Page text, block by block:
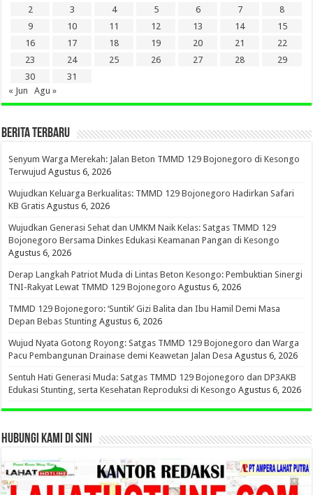
2
3 4 5 6 7
8
9
10 11 12 13 14
15
16
17 18 19 20 21
22
23
24 25 26 27 28
29
30
31
« Jun
Agu »
BERITA TERBARU
Senyum Warga Merekah: Jalan Beton TMMD 129 Bojonegoro di Kesongo
Terwujud Agustus 6, 2026
Wujudkan Keluarga Berkualitas: TMMD 129 Bojonegoro Hadirkan Safari
KB Gratis Agustus 6, 2026
Wujudkan Generasi Sehat dan UMKM Naik Kelas: Satgas TMMD 129
Bojonegoro Bersama Dinkes Edukasi Keamanan Pangan di Kesongo
Agustus 6, 2026
Derap Langkah Patriot Muda di Lintas Beton Kesongo: Pembuktian Sinergi
TNI-Rakyat Lewat TMMD 129 Bojonegoro Agustus 6, 2026
TMMD 129 Bojonegoro: ‘Suntik’ Gizi Balita dan Ibu Hamil Demi Masa
Depan Bebas Stunting Agustus 6, 2026
Wujud Nyata Gotong Royong: Satgas TMMD 129 Bojonegoro dan Warga
Pacu Pembangunan Drainase demi Keawetan Jalan Desa Agustus 6, 2026
Sentuh Hati Generasi Muda: Satgas TMMD 129 Bojonegoro dan DP3AKB
Edukasi Stunting, serta Kesehatan Reproduksi di Kesongo Agustus 6, 2026
HUBUNGI KAMI DI SINI